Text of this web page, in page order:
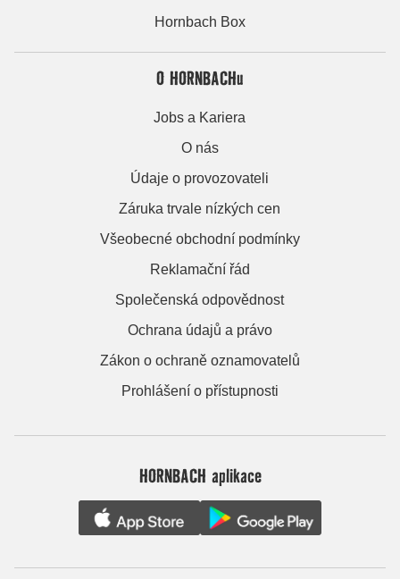
Hornbach Box
O HORNBACHu
Jobs a Kariera
O nás
Údaje o provozovateli
Záruka trvale nízkých cen
Všeobecné obchodní podmínky
Reklamační řád
Společenská odpovědnost
Ochrana údajů a právo
Zákon o ochraně oznamovatelů
Prohlášení o přístupnosti
HORNBACH aplikace